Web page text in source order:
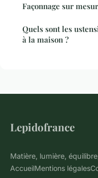
Façonnage sur
Quels sont les
à la maison ?
Lepidofrance
Matière, lumière,
AccueilMentions légales